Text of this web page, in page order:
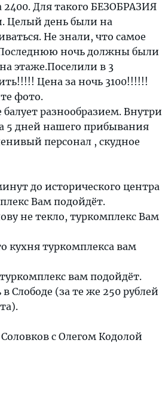
Для такого БЕЗОБРАЗИЯ
Целый день были на
Не знали, что самое
ночь должны были
этаже.Поселили в 3
Цена за ночь 3100!!!!!!
фото.
разнообразием. Внутри
5 дней нашего прибывания
персонал , скудное
до исторического центра
Вам подойдёт.
не текло, туркомплекс Вам
кухня туркомплекса вам
вам подойдёт.
Слободе (за те же 250 рублей
с Олегом Кодолой